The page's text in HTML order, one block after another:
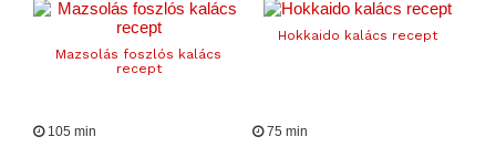
Mazsolás foszlós kalács
recept
Hokkaido kalács recept
105 min 75 min